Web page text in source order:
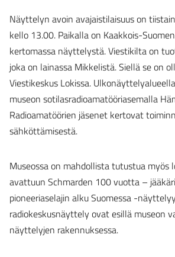
Näyttelyn avoin avajaistilaisuus on
kello 13.00. Paikalla on Kaakkois-
kertomassa näyttelystä. Viestikilta on
joka on lainassa Mikkelistä. Siellä se on
Viestikeskus Lokissa.
museon sotilasradioamatööriasemalla
Radioamatöörien jäsenet kertovat
sähköttämisestä.
Museossa on mahdollista tutustua myös
avattuun Schmarden 100 vuotta –
pioneeriaselajin alku Suomessa -
radiokeskusnäyttely ovat esillä museon
näyttelyjen rakennuksessa.